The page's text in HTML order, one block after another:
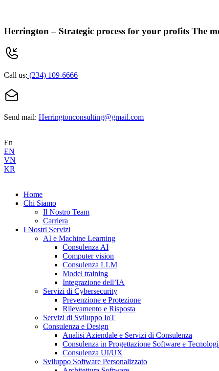
Herrington – Strategic process for your profits The
Call us: (234) 109-6666
Send mail: Herringtonconsulting@gmail.com
En
EN
VN
KR
Home
Chi Siamo
Il Nostro Team
Carriera
I Nostri Servizi
AI e Machine Learning
Consulenza AI
Computer vision
Consulenza LLM
Model training
Integrazione dell’IA
Servizi di Cybersecurity
Prevenzione e Protezione
Rilevamento e Risposta
Servizi di Sviluppo IoT
Consulenza e Design
Analisi Aziendale e Servizi di Consulenza
Consulenza in Progettazione Software e
Consulenza UI/UX
Sviluppo Software Personalizzato